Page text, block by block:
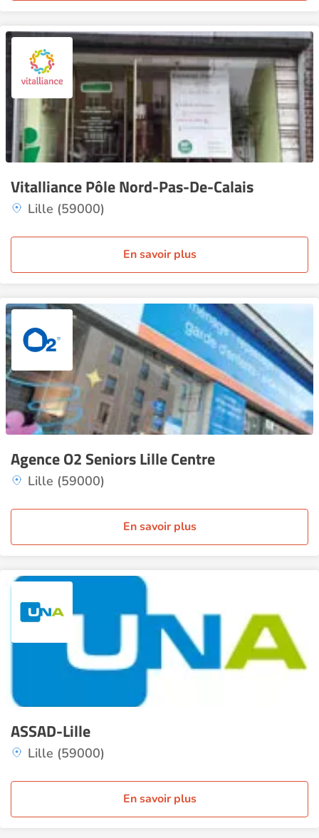
Vitalliance Pôle Nord-Pas-De-Calais
Lille (59000)
En savoir plus
Agence O2 Seniors Lille Centre
Lille (59000)
En savoir plus
ASSAD-Lille
Lille (59000)
En savoir plus